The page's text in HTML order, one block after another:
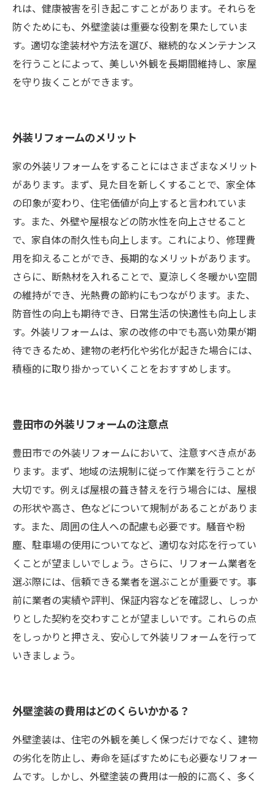
れは、健康被害を引き起こすことがあります。それらを
防ぐためにも、外壁塗装は重要な役割を果たしていま
す。適切な塗装材や方法を選び、継続的なメンテナンス
を行うことによって、美しい外観を長期間維持し、家屋
を守り抜くことができます。
外装リフォームのメリット
家の外装リフォームをすることにはさまざまなメリット
があります。まず、見た目を新しくすることで、家全体
の印象が変わり、住宅価値が向上すると言われていま
す。また、外壁や屋根などの防水性を向上させること
で、家自体の耐久性も向上します。これにより、修理費
用を抑えることができ、長期的なメリットがあります。
さらに、断熱材を入れることで、夏涼しく冬暖かい空間
の維持ができ、光熱費の節約にもつながります。また、
防音性の向上も期待でき、日常生活の快適性も向上しま
す。外装リフォームは、家の改修の中でも高い効果が期
待できるため、建物の老朽化や劣化が起きた場合には、
積極的に取り掛かっていくことをおすすめします。
豊田市の外装リフォームの注意点
豊田市での外装リフォームにおいて、注意すべき点があ
ります。まず、地域の法規制に従って作業を行うことが
大切です。例えば屋根の葺き替えを行う場合には、屋根
の形状や高さ、色などについて規制があることがありま
す。また、周囲の住人への配慮も必要です。騒音や粉
塵、駐車場の使用についてなど、適切な対応を行ってい
くことが望ましいでしょう。さらに、リフォーム業者を
選ぶ際には、信頼できる業者を選ぶことが重要です。事
前に業者の実績や評判、保証内容などを確認し、しっか
りとした契約を交わすことが望ましいです。これらの点
をしっかりと押さえ、安心して外装リフォームを行って
いきましょう。
外壁塗装の費用はどのくらいかかる？
外壁塗装は、住宅の外観を美しく保つだけでなく、建物
の劣化を防止し、寿命を延ばすためにも必要なリフォー
ムです。しかし、外壁塗装の費用は一般的に高く、多く